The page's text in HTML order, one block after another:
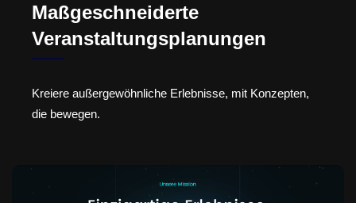
Maßgeschneiderte
Veranstaltungsplanungen
Kreiere außergewöhnliche Erlebnisse, mit Konzepten,
die bewegen.